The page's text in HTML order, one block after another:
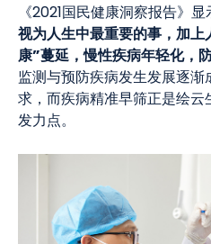
《2021国民健康洞察报告》显
视为人生中最重要的事，加
康”蔓延，慢性疾病年轻化，
监测与预防疾病发生发展逐
求，而疾病精准早筛正是绘
发力点。